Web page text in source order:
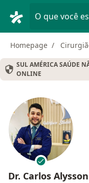
O que você
Homepage
SUL AMÉRICA SAÚDE
ONLINE
Dr. Carlos